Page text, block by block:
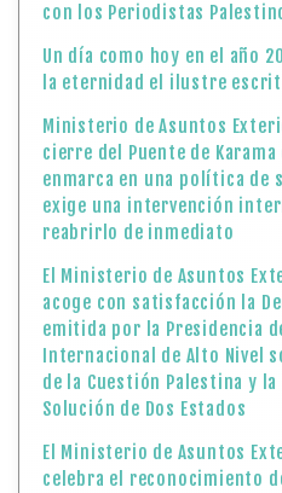
con los Periodistas
Un día como hoy en el año
la eternidad el ilustre
Ministerio de Asuntos
cierre del Puente de
enmarca en una política de
exige una intervención
reabrirlo de inmediato
El Ministerio de Asuntos
acoge con satisfacción la
emitida por la Presidencia
Internacional de Alto Nivel
de la Cuestión Palestina y
Solución de Dos Estados
El Ministerio de Asuntos
celebra el reconocimiento